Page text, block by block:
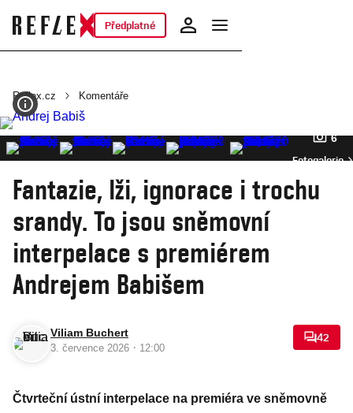
Předplatné
Reflex.cz Komentáře
6
Fotogalerie
Fantazie, lži, ignorace i trochu
srandy. To jsou sněmovní
interpelace s premiérem
Andrejem Babišem
Viliam Buchert
3. července 2026 · 12:00
42
Čtvrteční ústní interpelace na premiéra ve sněmovně